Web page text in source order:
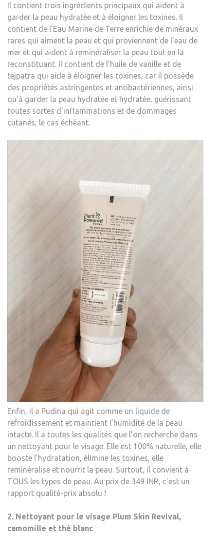
Il contient trois ingrédients principaux qui aident à
garder la peau hydratée et à éloigner les toxines. Il
contient de l’Eau Marine de Terre enrichie de minéraux
rares qui aiment la peau et qui proviennent de l’eau de
mer et qui aident à reminéraliser la peau tout en la
reconstituant. Il contient de l’huile de vanille et de
tejpatra qui aide à éloigner les toxines, car il possède
des propriétés astringentes et antibactériennes, ainsi
qu’à garder la peau hydratée et hydratée, guérissant
toutes sortes d’inflammations et de dommages
cutanés, le cas échéant.
Enfin, il a Pudina qui agit comme un liquide de
refroidissement et maintient l’humidité de la peau
intacte. Il a toutes les qualités que l’on recherche dans
un nettoyant pour le visage. Elle est 100% naturelle, elle
booste l’hydratation, élimine les toxines, elle
reminéralise et nourrit la peau. Surtout, il convient à
TOUS les types de peau. Au prix de 349 INR, c’est un
rapport qualité-prix absolu !
2. Nettoyant pour le visage Plum Skin Revival,
camomille et thé blanc